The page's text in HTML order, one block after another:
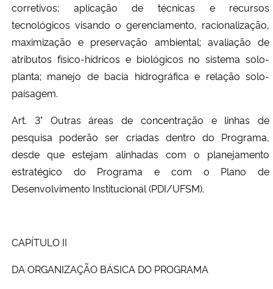
corretivos; aplicação de técnicas e recursos
tecnológicos visando o gerenciamento, racionalização,
maximização e preservação ambiental; avaliação de
atributos físico-hídricos e biológicos no sistema solo-
planta; manejo de bacia hidrográfica e relação solo-
paisagem.
Art. 3° Outras áreas de concentração e linhas de
pesquisa poderão ser criadas dentro do Programa,
desde que estejam alinhadas com o planejamento
estratégico do Programa e com o Plano de
Desenvolvimento Institucional (PDI/UFSM).
CAPÍTULO II
DA ORGANIZAÇÃO BÁSICA DO PROGRAMA